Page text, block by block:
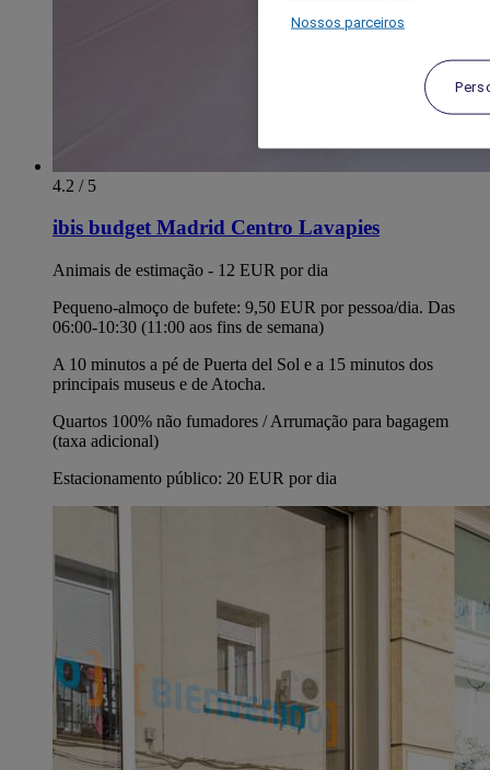
4.2 / 5
ibis budget Madrid Centro Lavapies
Animais de estimação - 12 EUR por dia
Pequeno-almoço de bufete: 9,50 EUR por pessoa/dia. Das
06:00-10:30 (11:00 aos fins de semana)
A 10 minutos a pé de Puerta del Sol e a 15 minutos dos
principais museus e de Atocha.
Quartos 100% não fumadores / Arrumação para bagagem
(taxa adicional)
Estacionamento público: 20 EUR por dia
Nossos parceiros